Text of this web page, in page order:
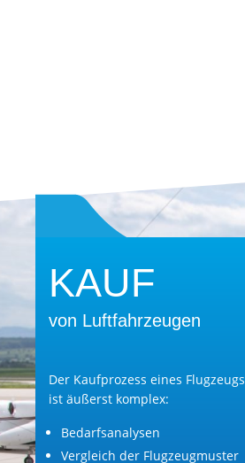
KAUF
von Luftfahrzeugen
Der Kaufprozess eines Flugzeugs
ist äußerst komplex:
Bedarfsanalysen
Vergleich der Flugzeugmuster